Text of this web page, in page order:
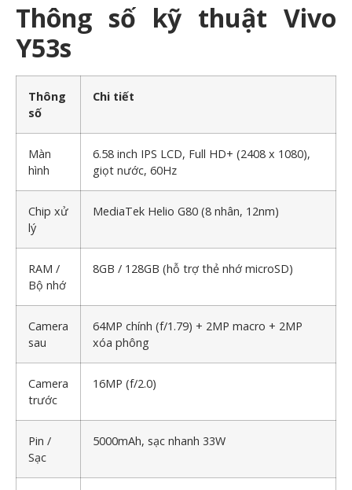
Thông số kỹ thuật Vivo
Y53s
Thông
số
Chi tiết
Màn
hình
6.58 inch IPS LCD, Full HD+ (2408 x 1080),
giọt nước, 60Hz
Chip xử
lý
MediaTek Helio G80 (8 nhân, 12nm)
RAM /
Bộ nhớ
8GB / 128GB (hỗ trợ thẻ nhớ microSD)
Camera
sau
64MP chính (f/1.79) + 2MP macro + 2MP
xóa phông
Camera
trước
16MP (f/2.0)
Pin /
Sạc
5000mAh, sạc nhanh 33W